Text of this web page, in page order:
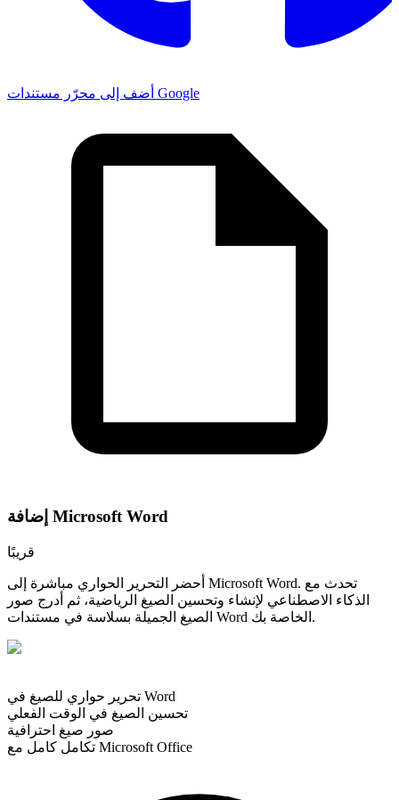
أضف إلى محرّر مستندات Google
إضافة Microsoft Word
قريبًا
أحضر التحرير الحواري مباشرة إلى Microsoft Word. تحدث مع
الذكاء الاصطناعي لإنشاء وتحسين الصيغ الرياضية، ثم أدرج صور
الصيغ الجميلة بسلاسة في مستندات Word الخاصة بك.
تحرير حواري للصيغ في Word
تحسين الصيغ في الوقت الفعلي
صور صيغ احترافية
تكامل كامل مع Microsoft Office